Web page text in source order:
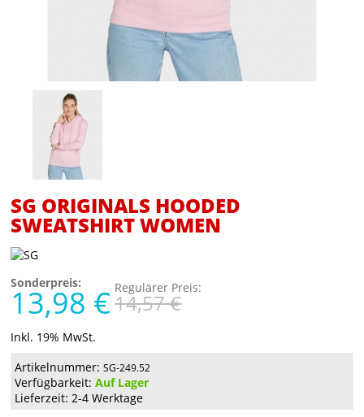
SG ORIGINALS HOODED
SWEATSHIRT WOMEN
Sonderpreis:
13,98 € Regulärer Preis:
14,57 €
Inkl. 19% MwSt.
Artikelnummer: SG-249.52
Verfügbarkeit:Auf Lager
Lieferzeit: 2-4 Werktage